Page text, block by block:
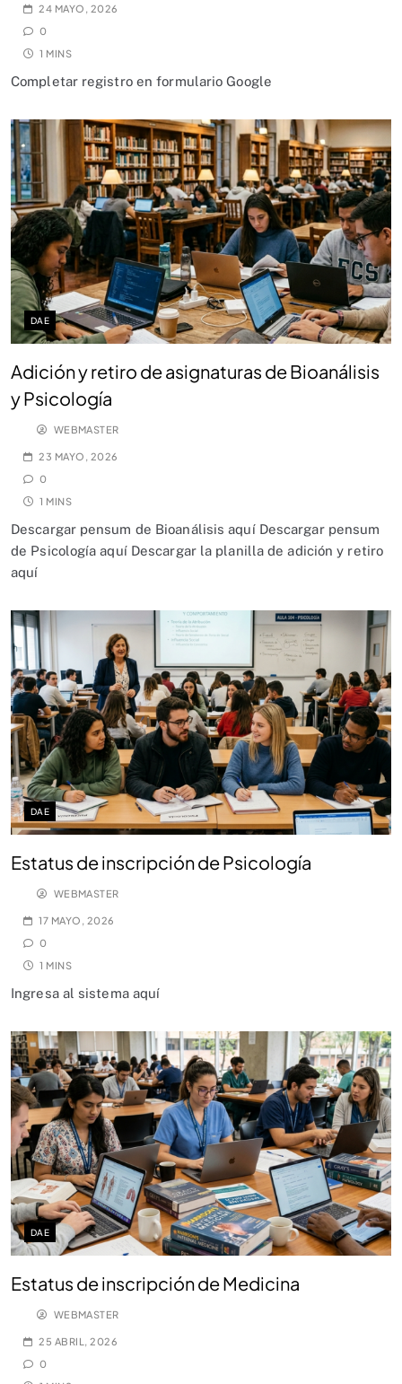
24 MAYO, 2026
0
1 MINS
Completar registro en formulario Google
DAE
Adición y retiro de asignaturas de Bioanálisis
y Psicología
WEBMASTER
23 MAYO, 2026
0
1 MINS
Descargar pensum de Bioanálisis aquí Descargar pensum
de Psicología aquí Descargar la planilla de adición y retiro
aquí
DAE
Estatus de inscripción de Psicología
WEBMASTER
17 MAYO, 2026
0
1 MINS
Ingresa al sistema aquí
DAE
Estatus de inscripción de Medicina
WEBMASTER
25 ABRIL, 2026
0